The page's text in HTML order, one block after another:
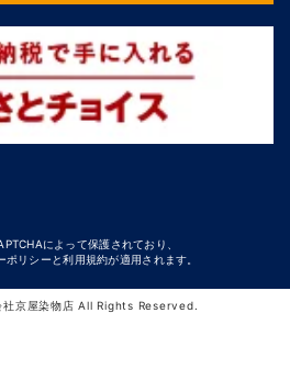
によって保護されており、
ポリシー と利用規約が適用されます。
京屋染物店 All Rights Reserved.